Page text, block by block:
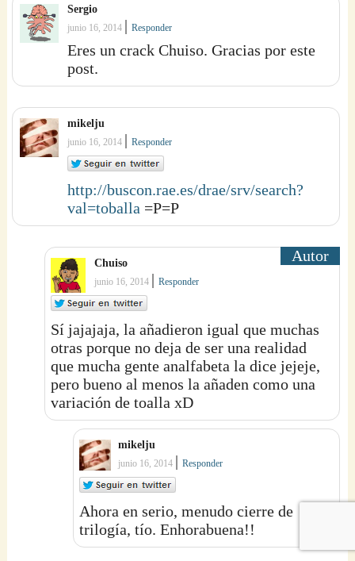
Sergio
junio 16, 2014 |Responder
Eres un crack Chuiso. Gracias por este
post.
mikelju
junio 16, 2014 |Responder
http://buscon.rae.es/drae/srv/search?
val=toballa =P=P
Chuiso
junio 16, 2014 |Responder
Sí jajajaja, la añadieron igual que muchas
otras porque no deja de ser una realidad
que mucha gente analfabeta la dice jejeje,
pero bueno al menos la añaden como una
variación de toalla xD
mikelju
junio 16, 2014 |Responder
Ahora en serio, menudo cierre de
trilogía, tío. Enhorabuena!!